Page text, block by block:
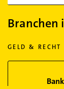
Branchen
GELD & RECHT